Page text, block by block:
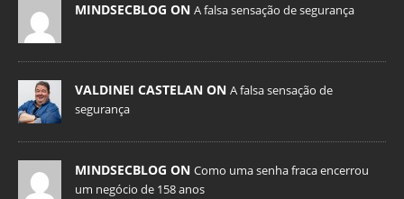
MINDSECBLOG ON A falsa sensação de segurança
VALDINEI CASTELAN ON A falsa sensação de
segurança
MINDSECBLOG ON Como uma senha fraca encerrou
um negócio de 158 anos